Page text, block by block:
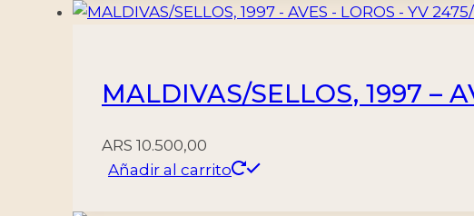
MALDIVAS/SELLOS, 1997 –
ARS 10.500,00
Añadir al carrito